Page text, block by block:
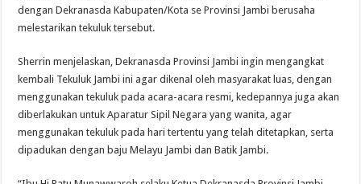
dengan Dekranasda Kabupaten/Kota se Provinsi Jambi berusaha
melestarikan tekuluk tersebut.
Sherrin menjelaskan, Dekranasda Provinsi Jambi ingin mengangkat
kembali Tekuluk Jambi ini agar dikenal oleh masyarakat luas, dengan
menggunakan tekuluk pada acara-acara resmi, kedepannya juga akan
diberlakukan untuk Aparatur Sipil Negara yang wanita, agar
menggunakan tekuluk pada hari tertentu yang telah ditetapkan, serta
dipadukan dengan baju Melayu Jambi dan Batik Jambi.